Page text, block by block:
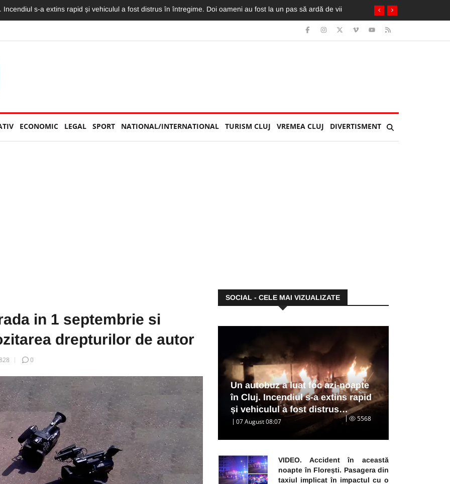
s-a extins rapid și vehiculul a fost distrus în întregime. Doi oameni au fost la un pas să ardă de vii
ECONOMIC LEGAL SPORT NATIONAL/INTERNATIONAL TURISM CLUJ VREMEA CLUJ DIVERTISMENT
in 1 septembrie si
drepturilor de autor
0
SOCIAL - CELE MAI VIZUALIZATE
Un autobuz a luat foc azi-noapte
în Cluj. Incendiul s-a extins rapid
și vehiculul a fost distrus…
07 August 08:07 5568
VIDEO. Accident în această
noapte în Florești. Pasagera din
taxiul implicat în impactul cu o